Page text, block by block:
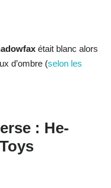
était blanc alors
d’ombre (selon les
: He-